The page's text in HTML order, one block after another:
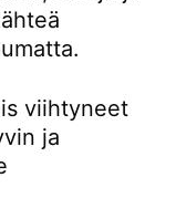
viihtyneet
ja